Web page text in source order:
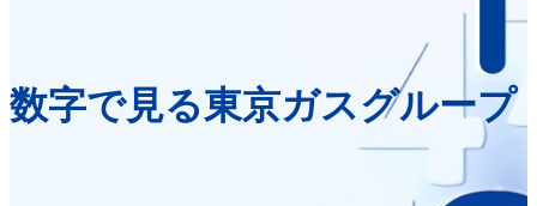
数字で見る東京ガスグループ